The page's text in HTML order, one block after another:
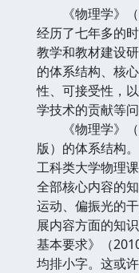
《物理学》（
经历了七年多的
教学和教材建设
的体系结构、核
性、可接受性，
学技术的贡献等
《物理学》（
版）的体系结构
工科类大学物理
全部核心内容的
运动、偏振光的
展内容方面的知
基本要求》（
均排小字。这或